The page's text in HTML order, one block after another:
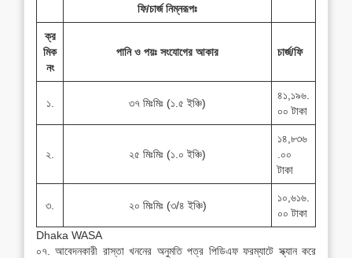
ফি/চার্জ নিম্নরূপঃ
ক্র
মিক
নং
পানি ও পয়ঃ সংযোগের আকার চার্জ/ফি
১. ৩৭ মিঃমিঃ (১.৫ ইঞ্চি)
৪১,১৯৬.
০০ টাকা
২. ২৫ মিঃমিঃ (১.০ ইঞ্চি)
১৪,৮৩৬
.০০
টাকা
৩. ২০ মিঃমিঃ (৩/৪ ইঞ্চি)
১০,৬১৬.
০০ টাকা
Dhaka WASA
০৭. আবেদনকারী রাস্তা খননের অনুমতি পত্র পিডিএফ ফরম্যাটে স্ক্যান করে